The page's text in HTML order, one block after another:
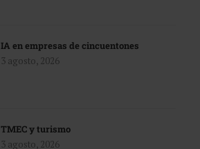
IA en empresas de cincuentones
3 agosto, 2026
TMEC y turismo
3 agosto, 2026